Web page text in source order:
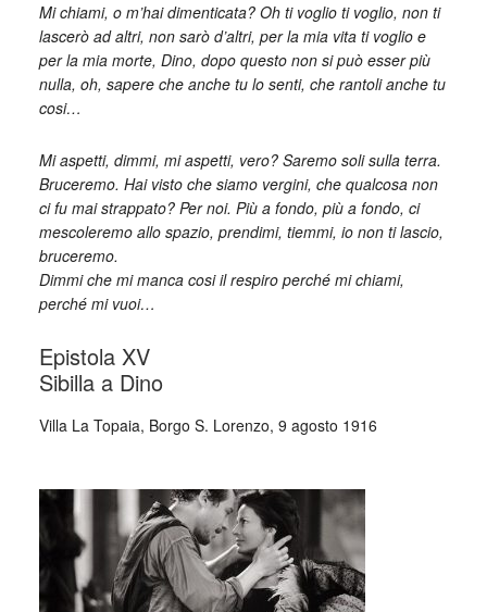
Mi chiami, o m’hai dimenticata? Oh ti voglio ti voglio, non ti
lascerò ad altri, non sarò d’altri, per la mia vita ti voglio e
per la mia morte, Dino, dopo questo non si può esser più
nulla, oh, sapere che anche tu lo senti, che rantoli anche tu
cosi…
Mi aspetti, dimmi, mi aspetti, vero? Saremo soli sulla terra.
Bruceremo. Hai visto che siamo vergini, che qualcosa non
ci fu mai strappato? Per noi. Più a fondo, più a fondo, ci
mescoleremo allo spazio, prendimi, tiemmi, io non ti lascio,
bruceremo.
Dimmi che mi manca cosi il respiro perché mi chiami,
perché mi vuoi…
Epistola XV
Sibilla a Dino
Villa La Topaia, Borgo S. Lorenzo, 9 agosto 1916